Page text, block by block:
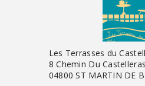
Les Terrasses du
8 Chemin Du
04800 ST MARTIN DE